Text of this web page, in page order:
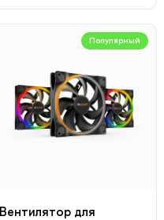
Популярный
Вентилятор для